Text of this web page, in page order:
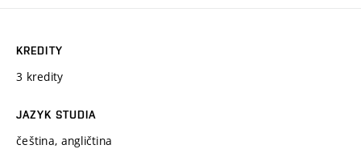
KREDITY
3 kredity
JAZYK STUDIA
čeština, angličtina